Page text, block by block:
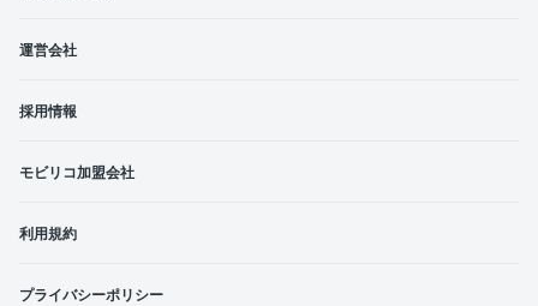
運営会社
採用情報
モビリコ加盟会社
利用規約
プライバシーポリシー